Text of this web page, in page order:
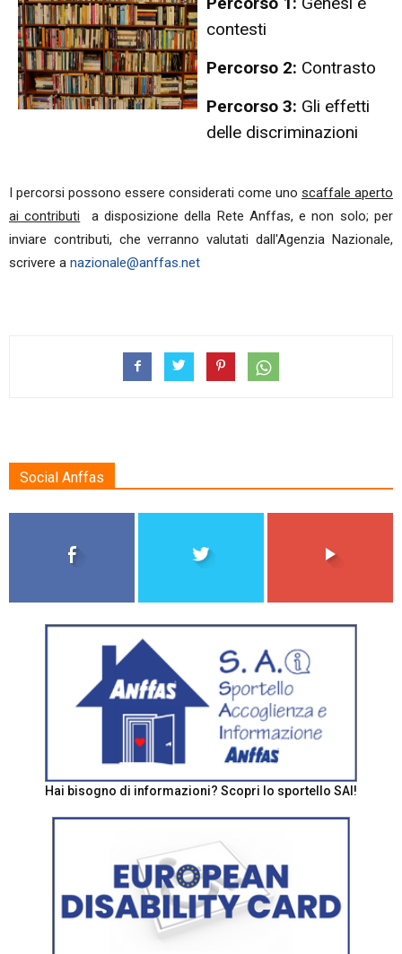
contesti
Percorso 2: Contrasto
Percorso 3: Gli effetti
delle discriminazioni
I percorsi possono essere considerati come uno scaffale aperto
ai contributi a disposizione della Rete Anffas, e non solo; per
inviare contributi, che verranno valutati dall'Agenzia Nazionale,
scrivere a nazionale@anffas.net
Social Anffas
Hai bisogno di informazioni? Scopri lo sportello SAI!